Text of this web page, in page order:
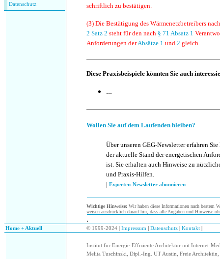
Datenschutz
schriftlich zu bestätigen.
(3) Die Bestätigung des Wärmenetzbetreibers
2 Satz 2 steht für den nach § 71 Absatz 1
Anforderungen derAbsätze 1 und 2 gleich.
Diese Praxisbeispiele könnten Sie auch
...
Wollen Sie auf dem Laufenden bleiben?
Über unseren GEG-Newsletter erfahren
der aktuelle Stand der energetischen
ist. Sie erhalten auch Hinweise zu
und Praxis-Hilfen.
| Experten-Newsletter abonnieren
Wichtige Hinweise: Wir haben diese Informationen nach bestem
weisen ausdrücklich darauf hin, dass alle Angaben und Hinweise
.
Home + Aktuell © 1999-2024 | Impressum Datenschutz Kontakt
Institut für Energie-Effiziente Architektur mit Internet-
Melita Tuschinski, Dipl.-Ing. UT Austin, Freie Architektin,